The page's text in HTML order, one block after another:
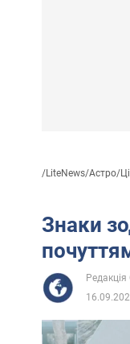
/LiteNews/Астро/
Знаки
Редакція